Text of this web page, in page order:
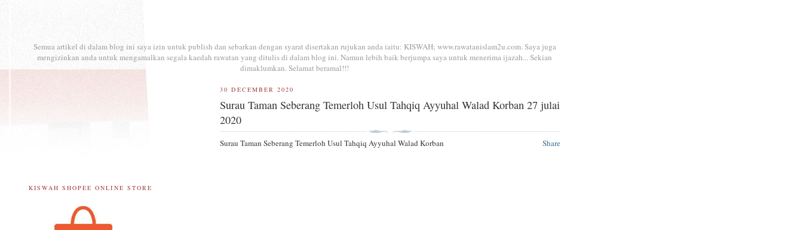
Semua artikel di dalam blog ini saya izin untuk publish dan sebarkan dengan syarat disertakan rujukan anda iaitu: KISWAH; www.rawatanislam2u.com. Saya juga
mengizinkan anda untuk mengamalkan segala kaedah rawatan yang ditulis di dalam blog ini. Namun lebih baik berjumpa saya untuk menerima ijazah... Sekian
dimaklumkan. Selamat beramal!!!
30 DECEMBER 2020
Surau Taman Seberang Temerloh Usul Tahqiq Ayyuhal Walad Korban 27 julai
2020
Share
Surau Taman Seberang Temerloh Usul Tahqiq Ayyuhal Walad Korban
KISWAH SHOPEE ONLINE STORE